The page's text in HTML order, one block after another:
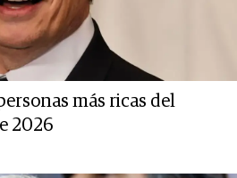
más ricas del
2026